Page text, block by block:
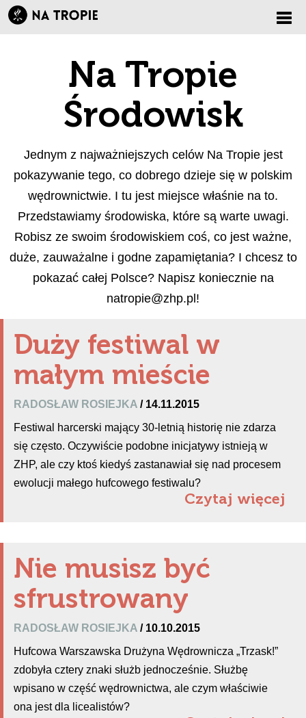
Na Tropie
Środowisk
Jednym z najważniejszych celów Na Tropie jest
pokazywanie tego, co dobrego dzieje się w polskim
wędrownictwie. I tu jest miejsce właśnie na to.
Przedstawiamy środowiska, które są warte uwagi.
Robisz ze swoim środowiskiem coś, co jest ważne,
duże, zauważalne i godne zapamiętania? I chcesz to
pokazać całej Polsce? Napisz koniecznie na
natropie@zhp.pl !
Duży festiwal w
małym mieście
RADOSŁAW ROSIEJKA / 14.11.2015
Festiwal harcerski mający 30-letnią historię nie zdarza
się często. Oczywiście podobne inicjatywy istnieją w
ZHP, ale czy ktoś kiedyś zastanawiał się nad procesem
ewolucji małego hufcowego festiwalu?
Czytaj więcej
Nie musisz być
sfrustrowany
RADOSŁAW ROSIEJKA / 10.10.2015
Hufcowa Warszawska Drużyna Wędrownicza „Trzask!”
zdobyła cztery znaki służb jednocześnie. Służbę
wpisano w część wędrownictwa, ale czym właściwie
ona jest dla licealistów?